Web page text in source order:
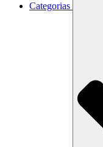
Categorias